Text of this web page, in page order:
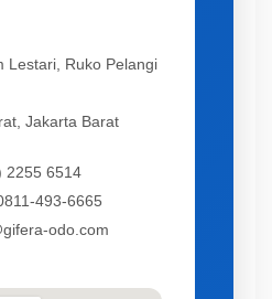
Lestari, Ruko Pelangi
Jakarta Barat
2255 6514
493-6665
odo.com